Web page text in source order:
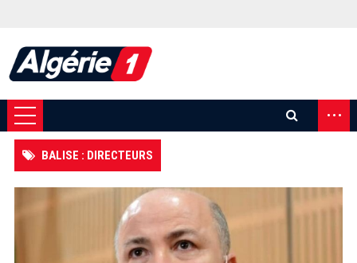
...
BALISE : DIRECTEURS